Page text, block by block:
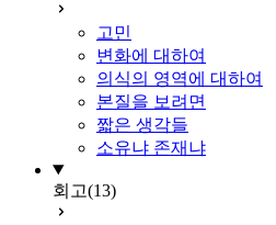
고민
변화에 대하여
의식의 영역에 대하여
본질을 보려면
짧은 생각들
소유냐 존재냐
회고(13)